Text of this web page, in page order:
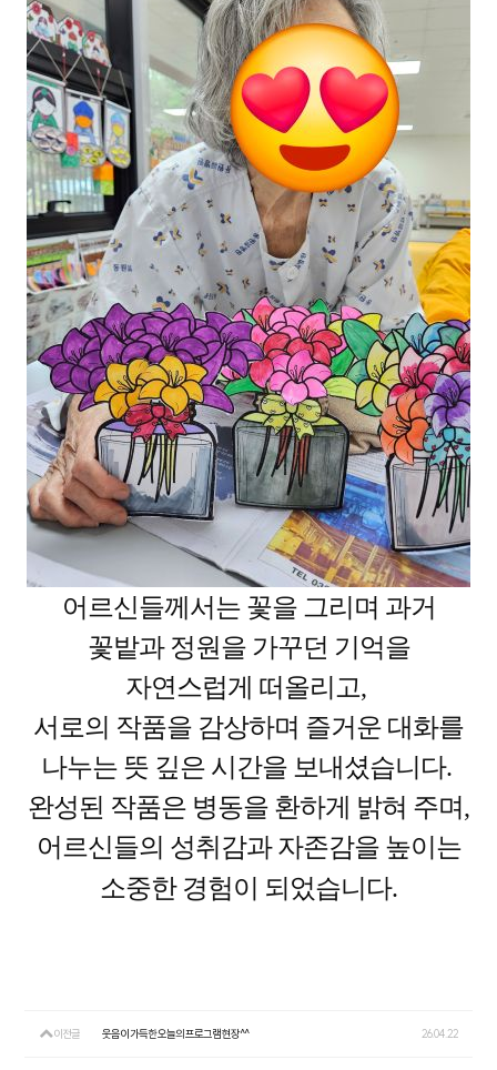
어르신들께서는 꽃을 그리며 과거
꽃밭과 정원을 가꾸던 기억을
자연스럽게 떠올리고,
서로의 작품을 감상하며 즐거운 대화를
나누는 뜻 깊은 시간을 보내셨습니다.
완성된 작품은 병동을 환하게 밝혀 주며,
어르신들의 성취감과 자존감을 높이는
소중한 경험이 되었습니다.
이전글 웃음이 가득한 오늘의 프로그램 현장^^ 26.04.22